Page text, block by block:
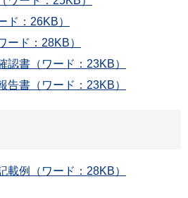
ド：26KB）
ード：28KB）
認書（ワード：23KB）
告書（ワード：23KB）
載例（ワード：28KB）